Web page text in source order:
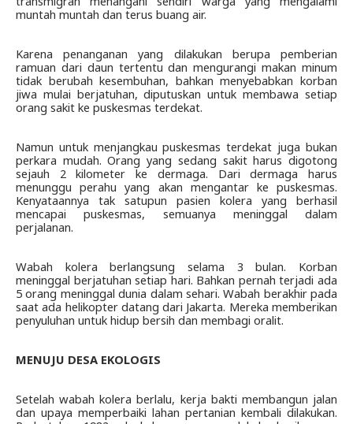
muntah muntah dan terus buang air.
Karena penanganan yang dilakukan berupa pemberian
ramuan dari daun tertentu dan mengurangi makan minum
tidak berubah kesembuhan, bahkan menyebabkan korban
jiwa mulai berjatuhan, diputuskan untuk membawa setiap
orang sakit ke puskesmas terdekat.
Namun untuk menjangkau puskesmas terdekat juga bukan
perkara mudah. Orang yang sedang sakit harus digotong
sejauh 2 kilometer ke dermaga. Dari dermaga harus
menunggu perahu yang akan mengantar ke puskesmas.
Kenyataannya tak satupun pasien kolera yang berhasil
mencapai puskesmas, semuanya meninggal dalam
perjalanan.
Wabah kolera berlangsung selama 3 bulan. Korban
meninggal berjatuhan setiap hari. Bahkan pernah terjadi ada
5 orang meninggal dunia dalam sehari. Wabah berakhir pada
saat ada helikopter datang dari Jakarta. Mereka memberikan
penyuluhan untuk hidup bersih dan membagi oralit.
MENUJU DESA EKOLOGIS
Setelah wabah kolera berlalu, kerja bakti membangun jalan
dan upaya memperbaiki lahan pertanian kembali dilakukan.